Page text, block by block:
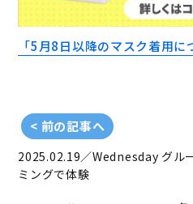
「5月8日以降のマスク着用に
< 前の記事へ
2025.02.19／Wednesday グル
ミングで体験